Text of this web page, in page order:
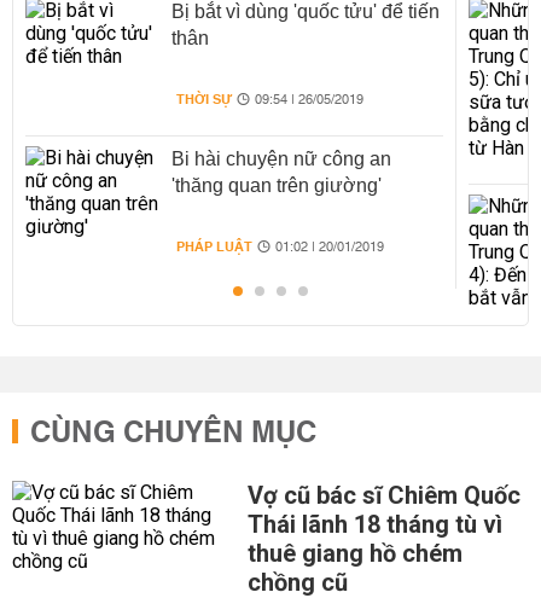
Bị bắt vì dùng 'quốc tửu' để tiến
thân
THỜI SỰ 09:54 | 26/05/2019
Bi hài chuyện nữ công an
'thăng quan trên giường'
PHÁP LUẬT 01:02 | 20/01/2019
CÙNG CHUYÊN MỤC
Vợ cũ bác sĩ Chiêm Quốc
Thái lãnh 18 tháng tù vì
thuê giang hồ chém
chồng cũ